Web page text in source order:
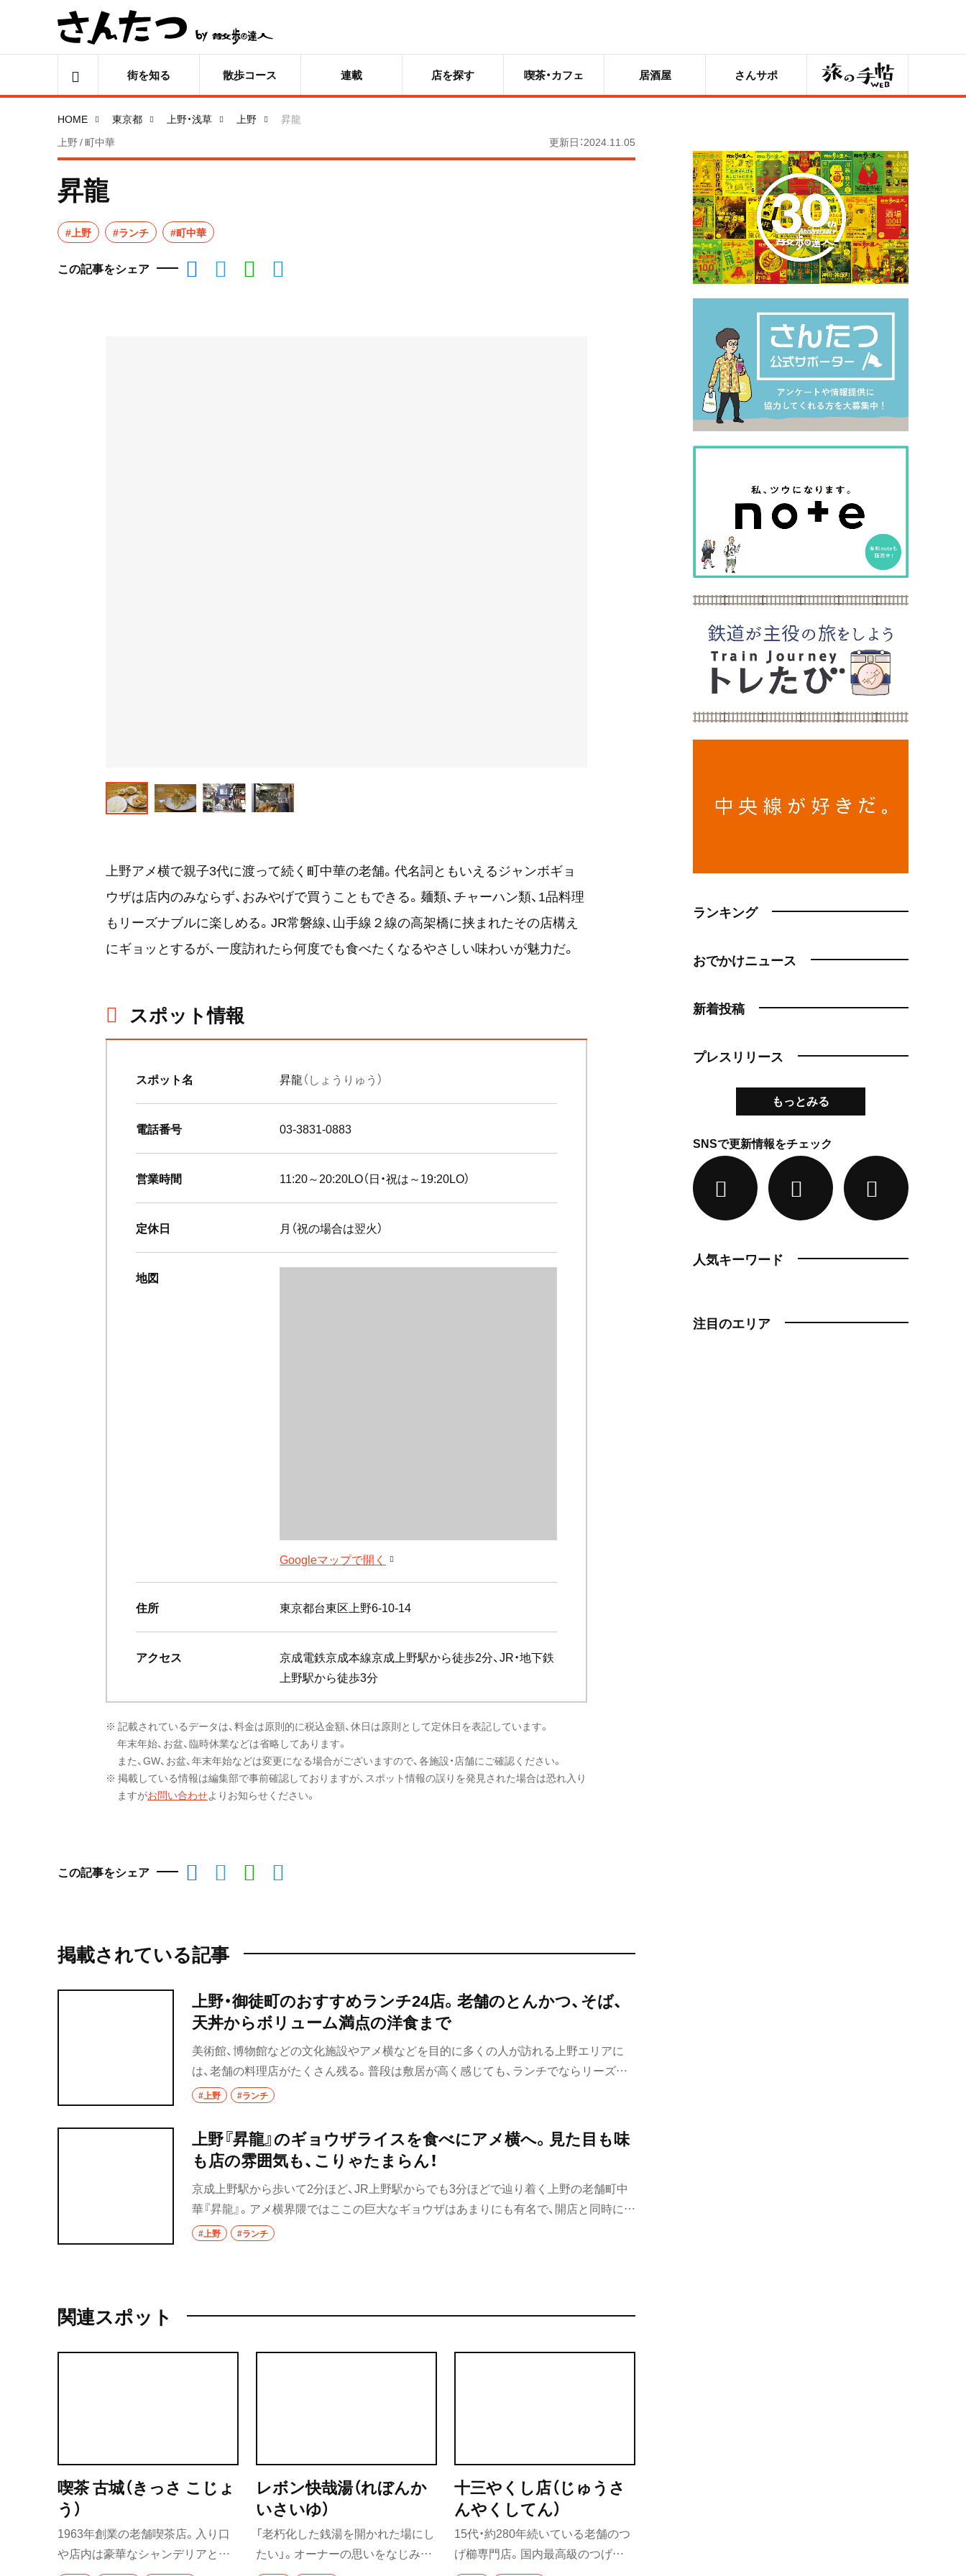
街を知る 散歩コース 連載 店を探す 喫茶・カフェ 居酒屋 さんサポ 旅の手帖
HOME 東京都 上野・浅草 上野
昇龍
上野 / 町中華
更新日：2024.11.05
昇龍
#上野 #ランチ #町中華
この記事をシェア
上野アメ横で親子3代に渡って続く町中華の老舗。代名詞ともいえるジャンボギョ
ウザは店内のみならず、おみやげで買うこともできる。麺類、チャーハン類、1品料理
もリーズナブルに楽しめる。JR常磐線、山手線２線の高架橋に挟まれたその店構え
にギョッとするが、一度訪れたら何度でも食べたくなるやさしい味わいが魅力だ。
スポット情報
スポット名 昇龍（しょうりゅう）
電話番号 03-3831-0883
営業時間 11:20～20:20LO（日・祝は～19:20LO）
定休日 月（祝の場合は翌火）
地図
Googleマップで開く
住所 東京都台東区上野6-10-14
アクセス
京成電鉄京成本線京成上野駅から徒歩2分、JR・地下鉄
上野駅から徒歩3分
※ 記載されているデータは、料金は原則的に税込金額、休日は原則として定休日を表記しています。
年末年始、お盆、臨時休業などは省略してあります。
また、GW、お盆、年末年始などは変更になる場合がございますので、各施設・店舗にご確認ください。
※ 掲載している情報は編集部で事前確認しておりますが、スポット情報の誤りを発見された場合は恐れ入り
ますがお問い合わせよりお知らせください。
この記事をシェア
掲載されている記事
上野・御徒町のおすすめランチ24店。老舗のとんかつ、そば、
天丼からボリューム満点の洋食まで
美術館、博物館などの文化施設やアメ横などを目的に多くの人が訪れる上野エリアに
は、老舗の料理店がたくさん残る。普段は敷居が高く感じても、ランチでならリーズナ
ブルに食事ができるお店も。上野・御徒町の老舗からおしゃれなレストランまで、おす
#上野 #ランチ
上野『昇龍』のギョウザライスを食べにアメ横へ。見た目も味
も店の雰囲気も、こりゃたまらん！
京成上野駅から歩いて2分ほど、JR上野駅からでも3分ほどで辿り着く上野の老舗町中
華『昇龍』。アメ横界隈ではここの巨大なギョウザはあまりにも有名で、開店と同時に店
頭のおみやげギョウザが次々売れていく。チャーハンまたは焼きそばとジャンボギョ
#上野 #ランチ
関連スポット
喫茶 古城（きっさ こじょ
う）
1963年創業の老舗喫茶店。入り口
や店内は豪華なシャンデリアと大
レボン快哉湯（れぼんか
いさいゆ）
「老朽化した銭湯を開かれた場にし
たい」。オーナーの思いをなじみ客
十三やくし店（じゅうさ
んやくしてん）
15代・約280年続いている老舗のつ
げ櫛専門店。国内最高級のつげを
ランキング
おでかけニュース
新着投稿
プレスリリース
もっとみる
SNSで更新情報をチェック
人気キーワード
注目のエリア